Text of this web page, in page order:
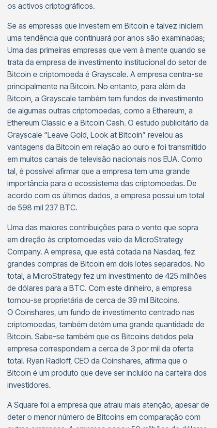
os activos criptográficos.
Se as empresas que investem em Bitcoin e talvez iniciem
uma tendência que continuará por anos são examinadas;
Uma das primeiras empresas que vem à mente quando se
trata da empresa de investimento institucional do setor de
Bitcoin e criptomoeda é Grayscale. A empresa centra-se
principalmente na Bitcoin. No entanto, para além da
Bitcoin, a Grayscale também tem fundos de investimento
de algumas outras criptomoedas, como a Ethereum, a
Ethereum Classic e a Bitcoin Cash. O estudo publicitário da
Grayscale “Leave Gold, Look at Bitcoin” revelou as
vantagens da Bitcoin em relação ao ouro e foi transmitido
em muitos canais de televisão nacionais nos EUA. Como
tal, é possível afirmar que a empresa tem uma grande
importância para o ecossistema das criptomoedas. De
acordo com os últimos dados, a empresa possui um total
de 598 mil 237 BTC.
Uma das maiores contribuições para o vento que sopra
em direção às criptomoedas veio da MicroStrategy
Company. A empresa, que está cotada na Nasdaq, fez
grandes compras de Bitcoin em dois lotes separados. No
total, a MicroStrategy fez um investimento de 425 milhões
de dólares para a BTC. Com este dinheiro, a empresa
tornou-se proprietária de cerca de 39 mil Bitcoins.
O Coinshares, um fundo de investimento centrado nas
criptomoedas, também detém uma grande quantidade de
Bitcoin. Sabe-se também que os Bitcoins detidos pela
empresa correspondem a cerca de 3 por mil da oferta
total. Ryan Radloff, CEO da Coinshares, afirma que o
Bitcoin é um produto que deve ser incluído na carteira dos
investidores.
A Square foi a empresa que atraiu mais atenção, apesar de
deter o menor número de Bitcoins em comparação com